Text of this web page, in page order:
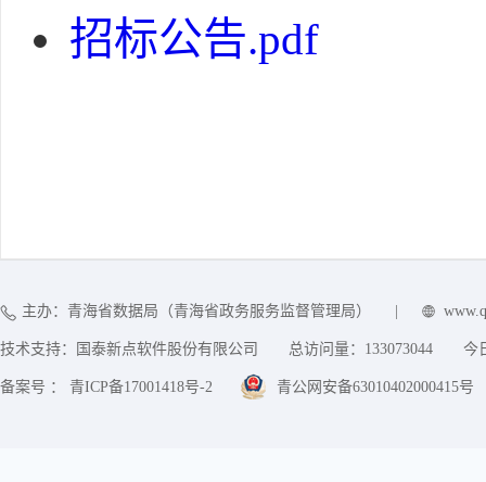
招标公告.pdf
主办：青海省数据局（青海省政务服务监督管理局）
技术支持：国泰新点软件股份有限公司 总访问量： 133073044 今
备案号 ： 青ICP备17001418号-2 青公网安备63010402000415号